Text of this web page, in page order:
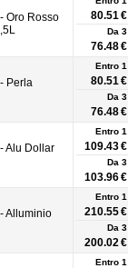
Oro Rosso
80.51 €
Da 3
76.48 €
Perla
Entro 1
80.51 €
Da 3
76.48 €
Alu Dollar
Entro 1
109.43 €
Da 3
103.96 €
Alluminio
Entro 1
210.55 €
Da 3
200.02 €
Entro 1